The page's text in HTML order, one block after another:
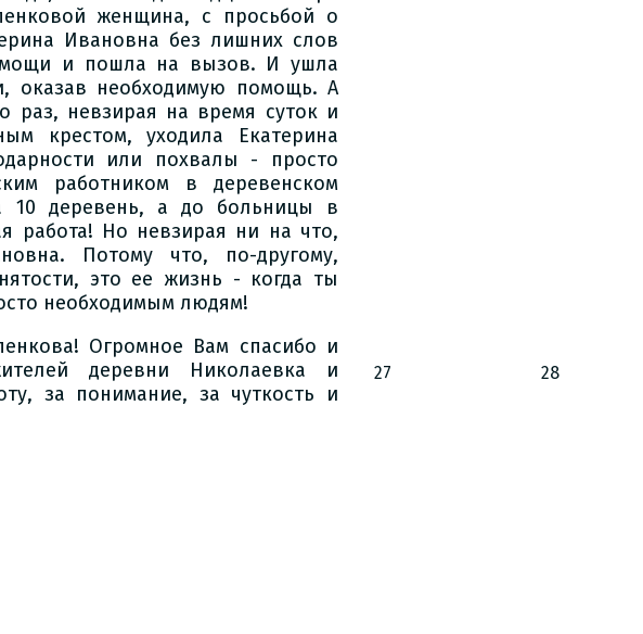
женщина, с просьбой о
Ивановна без лишних слов
и пошла на вызов. И ушла
оказав необходимую помощь. А
раз, невзирая на время суток и
крестом, уходила Екатерина
или похвалы - просто
работником в деревенском
10 деревень, а до больницы в
работа! Но невзирая ни на что,
Потому что, по-другому,
это ее жизнь - когда ты
необходимым людям!
Огромное Вам спасибо и
деревни Николаевка и
за понимание, за чуткость и
27 28